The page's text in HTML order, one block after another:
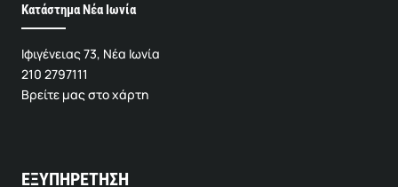
Κατάστημα Νέα Ιωνία
Ιφιγένειας 73, Νέα Ιωνία
210 2797111
Βρείτε μας στο χάρτη
ΕΞΥΠΗΡΕΤΗΣΗ